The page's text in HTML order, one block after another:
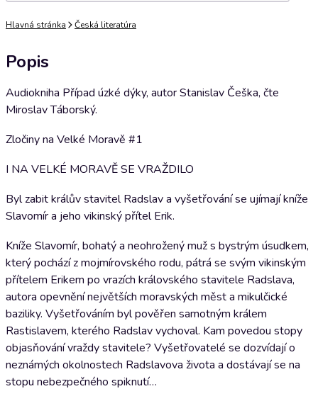
Hlavná stránka Česká literatúra
Popis
Audiokniha Případ úzké dýky, autor Stanislav Češka, čte
Miroslav Táborský.
Zločiny na Velké Moravě #1
I NA VELKÉ MORAVĚ SE VRAŽDILO
Byl zabit králův stavitel Radslav a vyšetřování se ujímají kníže
Slavomír a jeho vikinský přítel Erik.
Kníže Slavomír, bohatý a neohrožený muž s bystrým úsudkem,
který pochází z mojmírovského rodu, pátrá se svým vikinským
přítelem Erikem po vrazích královského stavitele Radslava,
autora opevnění největších moravských měst a mikulčické
baziliky. Vyšetřováním byl pověřen samotným králem
Rastislavem, kterého Radslav vychoval. Kam povedou stopy
objasňování vraždy stavitele? Vyšetřovatelé se dozvídají o
neznámých okolnostech Radslavova života a dostávají se na
stopu nebezpečného spiknutí…